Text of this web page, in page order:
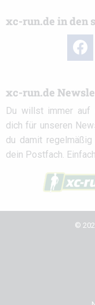
xc-run.de in den
xc-run.de
Du willst immer auf
dich für unseren
du damit
dein Postfach.
©